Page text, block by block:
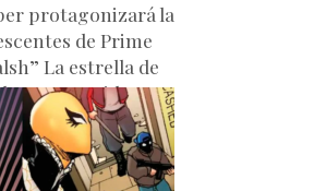
protagonizará la
de Prime
La estrella de
conseguido...